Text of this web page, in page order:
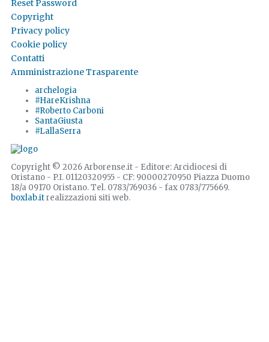
Reset Password
Copyright
Privacy policy
Cookie policy
Contatti
Amministrazione Trasparente
archelogia
#HareKrishna
#Roberto Carboni
SantaGiusta
#LallaSerra
Copyright © 2026 Arborense.it - Editore: Arcidiocesi di
Oristano - P.I. 01120320955 - CF: 90000270950 Piazza Duomo
18/a 09170 Oristano. Tel. 0783/769036 - fax 0783/775669.
boxlab.itrealizzazioni siti web.